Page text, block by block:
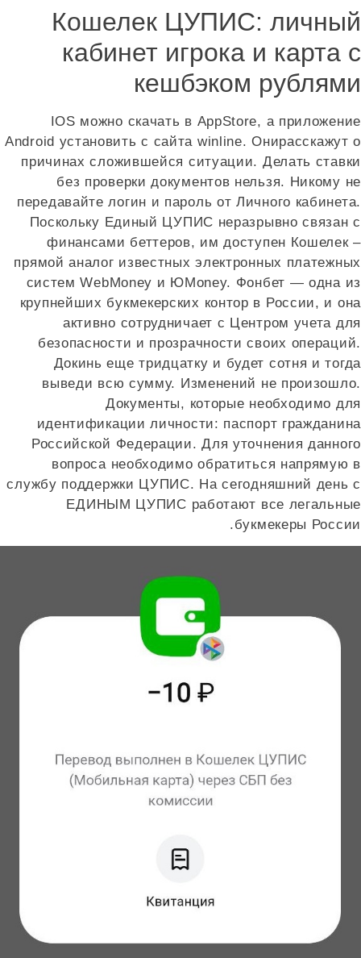
Кошелек ЦУПИС: личный
кабинет игрока и карта с
кешбэком рублями
IOS можно скачать в AppStore, а приложение
Android установить с сайта winline. Онирасскажут о
причинах сложившейся ситуации. Делать ставки
без проверки документов нельзя. Никому не
передавайте логин и пароль от Личного кабинета.
Поскольку Единый ЦУПИС неразрывно связан с
финансами беттеров, им доступен Кошелек –
прямой аналог известных электронных платежных
систем WebMoney и ЮMoney. Фонбет — одна из
крупнейших букмекерских контор в России, и она
активно сотрудничает с Центром учета для
безопасности и прозрачности своих операций.
Докинь еще тридцатку и будет сотня и тогда
выведи всю сумму. Изменений не произошло.
Документы, которые необходимо для
идентификации личности: паспорт гражданина
Российской Федерации. Для уточнения данного
вопроса необходимо обратиться напрямую в
службу поддержки ЦУПИС. На сегодняшний день с
ЕДИНЫМ ЦУПИС работают все легальные
букмекеры России.